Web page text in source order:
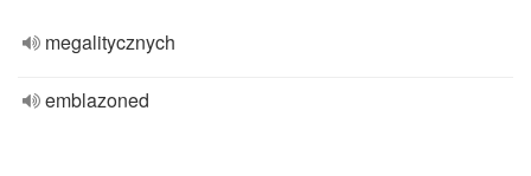
megalitycznych
emblazoned